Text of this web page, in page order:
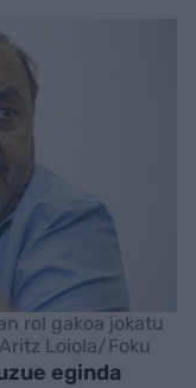
rol gakoa jokatu
Loiola/Foku
eginda